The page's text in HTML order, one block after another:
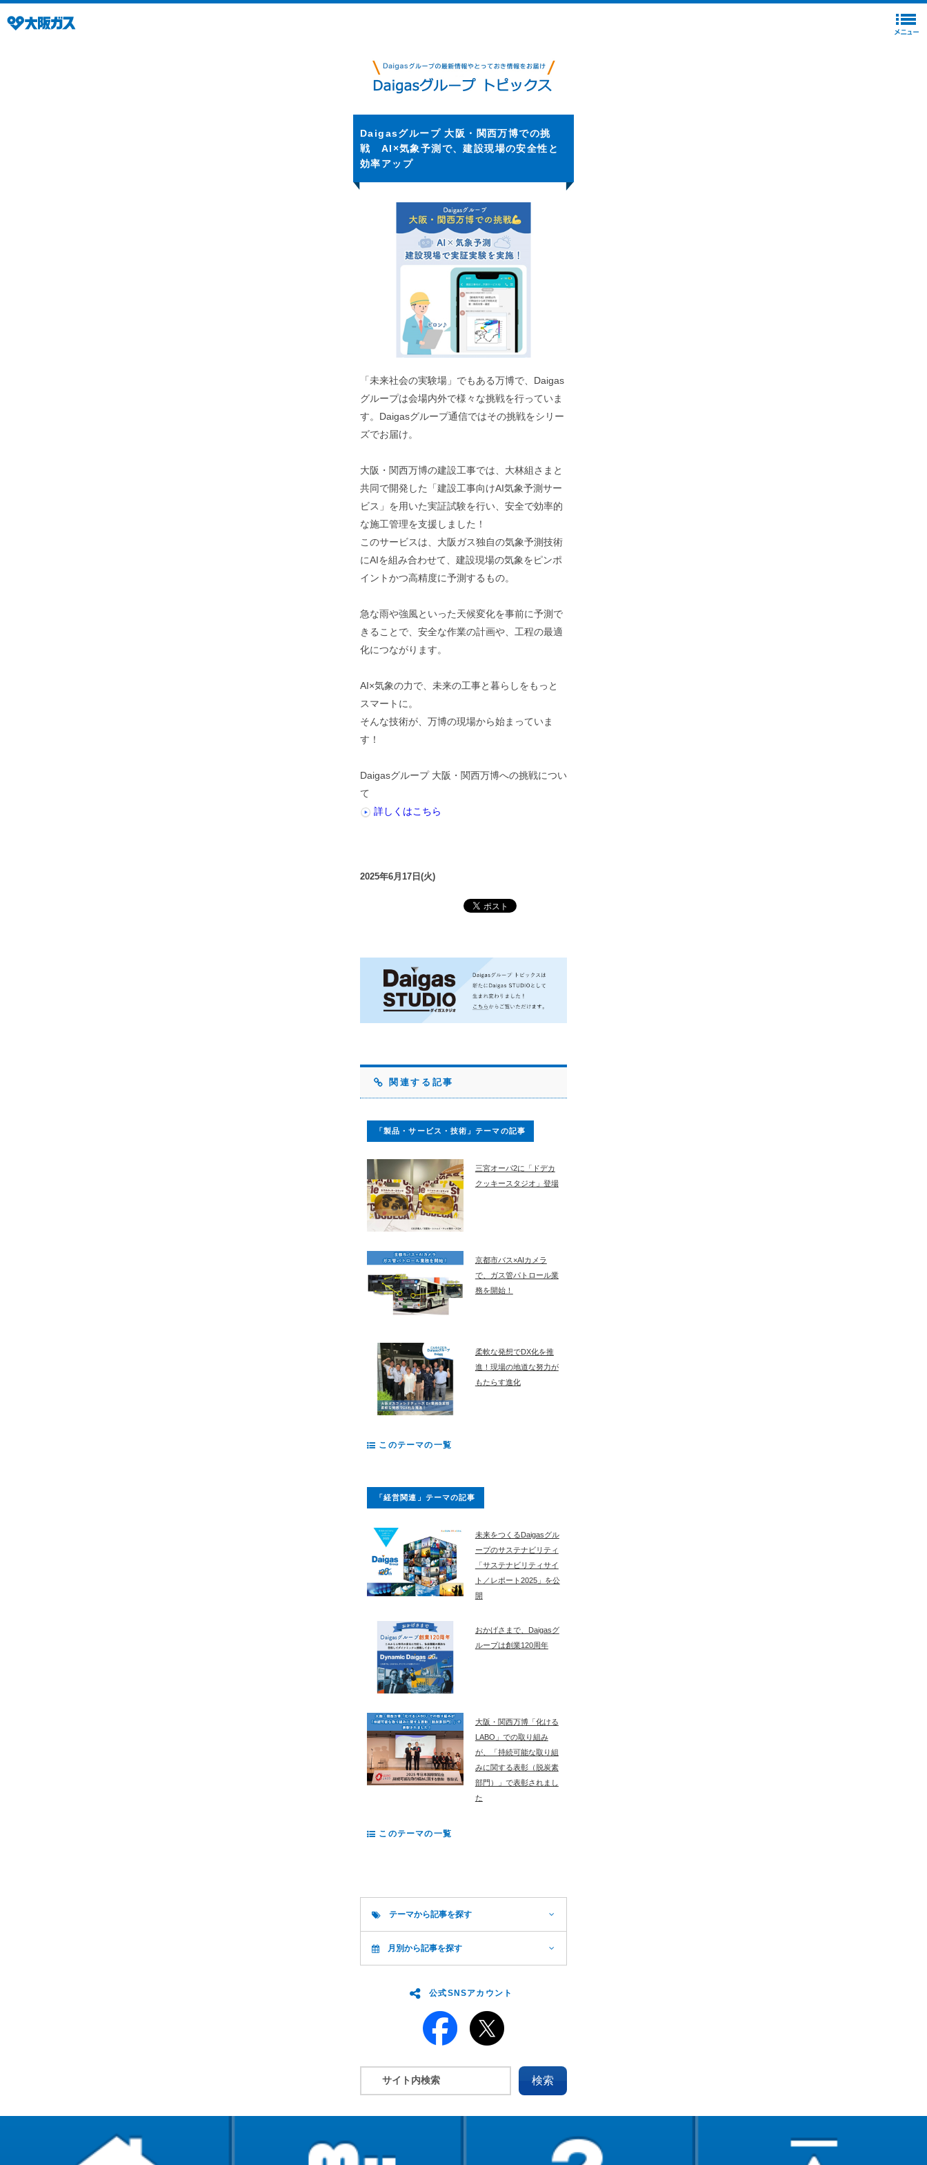
Daigasグループ 大阪・関西万博での挑
戦 AI×気象予測で、建設現場の安全性と
効率アップ
「未来社会の実験場」でもある万博で、Daigas
グループは会場内外で様々な挑戦を行っていま
す。Daigasグループ通信ではその挑戦をシリー
ズでお届け。
大阪・関西万博の建設工事では、大林組さまと
共同で開発した「建設工事向けAI気象予測サー
ビス」を用いた実証試験を行い、安全で効率的
な施工管理を支援しました！
このサービスは、大阪ガス独自の気象予測技術
にAIを組み合わせて、建設現場の気象をピンポ
イントかつ高精度に予測するもの。
急な雨や強風といった天候変化を事前に予測で
きることで、安全な作業の計画や、工程の最適
化につながります。
AI×気象の力で、未来の工事と暮らしをもっと
スマートに。
そんな技術が、万博の現場から始まっていま
す！
Daigasグループ 大阪・関西万博への挑戦につい
て
詳しくはこちら
2025年6月17日(火)
関連する記事
「製品・サービス・技術」テーマの記事
三宮オーパ2に「ドデカ
クッキースタジオ」登場
京都市バス×AIカメラ
で、ガス管パトロール業
務を開始！
柔軟な発想でDX化を推
進！現場の地道な努力が
もたらす進化
このテーマの一覧
「経営関連」テーマの記事
未来をつくるDaigasグル
ープのサステナビリティ
「サステナビリティサイ
ト／レポート2025」を公
開
おかげさまで、Daigasグ
ループは創業120周年
大阪・関西万博「化ける
LABO」での取り組み
が、「持続可能な取り組
みに関する表彰（脱炭素
部門）」で表彰されまし
た
このテーマの一覧
テーマから記事を探す
月別から記事を探す
公式SNSアカウント